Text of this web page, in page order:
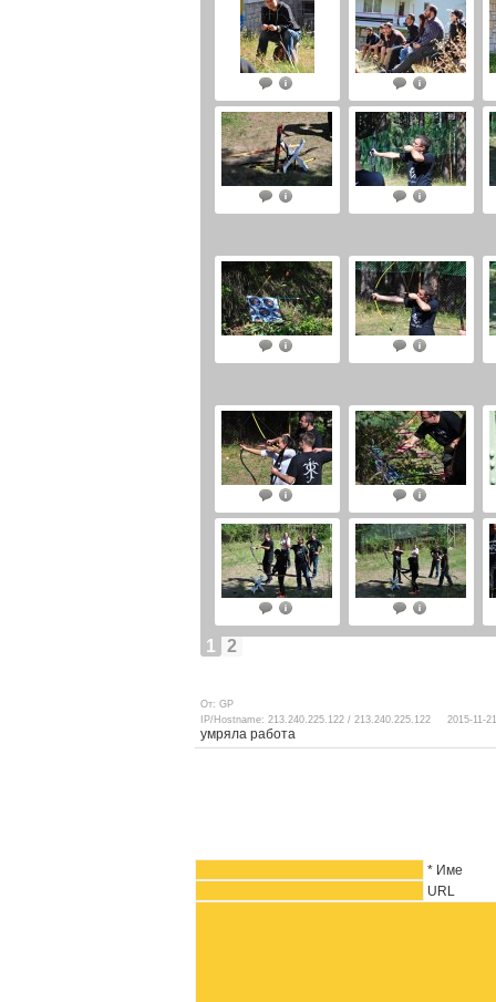
1 2
От: GP
IP/Hostname: 213.240.225.122 / 213.240.225.122 2015-11-
умряла работа
* Име
URL